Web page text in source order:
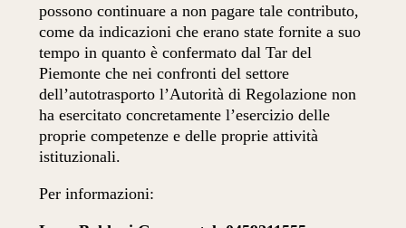
possono continuare a non pagare tale contributo,
come da indicazioni che erano state fornite a suo
tempo in quanto è confermato dal Tar del
Piemonte che nei confronti del settore
dell’autotrasporto l’Autorità di Regolazione non
ha esercitato concretamente l’esercizio delle
proprie competenze e delle proprie attività
istituzionali.
Per informazioni: